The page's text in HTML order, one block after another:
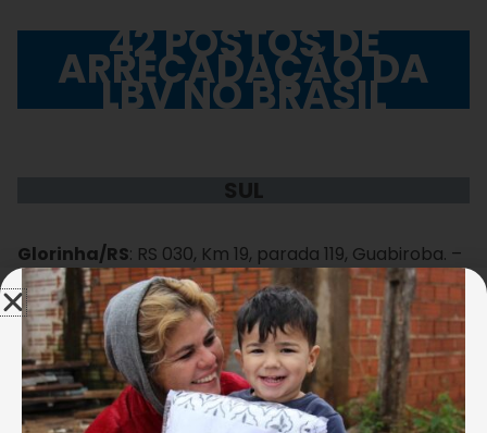
42 POSTOS DE
ARRECADAÇÃO DA
LBV NO BRASIL
SUL
Glorinha/RS: RS 030, Km 19, parada 119, Guabiroba. –
Tel.: (51) 3487-2600.
Florianópolis/SC: Rua General Eurico Gaspar Dutra,
226 – Estreito. Tel. (48) 3271-4309
Joinville/SC: Rua Haiti, 291 – Itaum. – Tel. (47) 3454-